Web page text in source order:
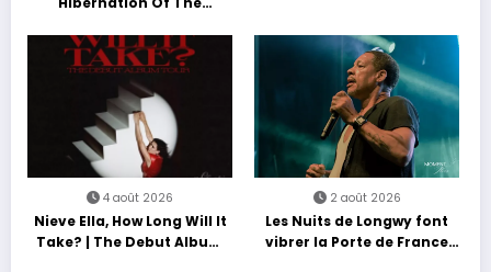
4 août 2026
Nieve Ella, How Long Will It
Take? | The Debut Album
2 août 2026
Les Nuits de Longwy font
vibrer la Porte de France